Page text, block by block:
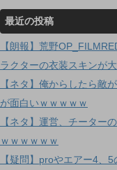
最近の投稿
【朗報】荒野
ラクターの衣装スキンが
【ネタ】俺からしたら敵
が面白いｗｗｗｗｗ
【ネタ】運営、チーター
ｗｗｗｗｗｗ
【疑問】proやエアー4、